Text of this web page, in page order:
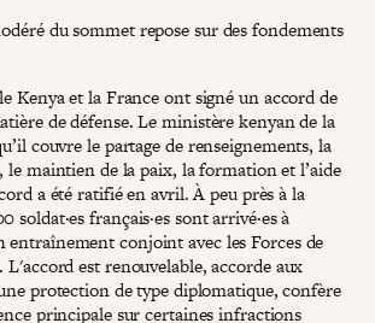
du sommet repose sur des fondements
Kenya et la France ont signé un accord de
de défense. Le ministère kenyan de la
couvre le partage de renseignements, la
maintien de la paix, la formation et l’aide
a été ratifié en avril. À peu près à la
soldat·es français·es sont arrivé·es à
entraînement conjoint avec les Forces de
L'accord est renouvelable, accorde aux
protection de type diplomatique, confère
principale sur certaines infractions